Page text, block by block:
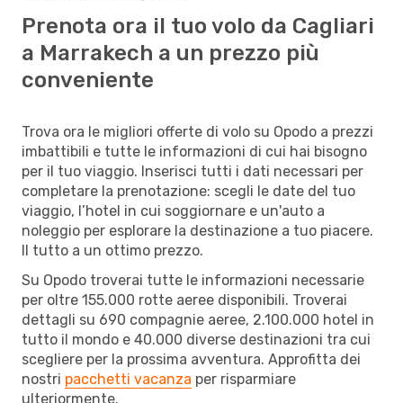
Prenota ora il tuo volo da Cagliari
a Marrakech a un prezzo più
conveniente
Trova ora le migliori offerte di volo su Opodo a prezzi
imbattibili e tutte le informazioni di cui hai bisogno
per il tuo viaggio. Inserisci tutti i dati necessari per
completare la prenotazione: scegli le date del tuo
viaggio, l’hotel in cui soggiornare e un'auto a
noleggio per esplorare la destinazione a tuo piacere.
Il tutto a un ottimo prezzo.
Su Opodo troverai tutte le informazioni necessarie
per oltre 155.000 rotte aeree disponibili. Troverai
dettagli su 690 compagnie aeree, 2.100.000 hotel in
tutto il mondo e 40.000 diverse destinazioni tra cui
scegliere per la prossima avventura. Approfitta dei
nostri pacchetti vacanza per risparmiare
ulteriormente.